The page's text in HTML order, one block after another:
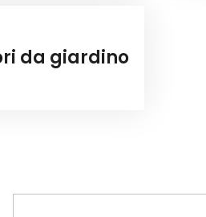
da giardino